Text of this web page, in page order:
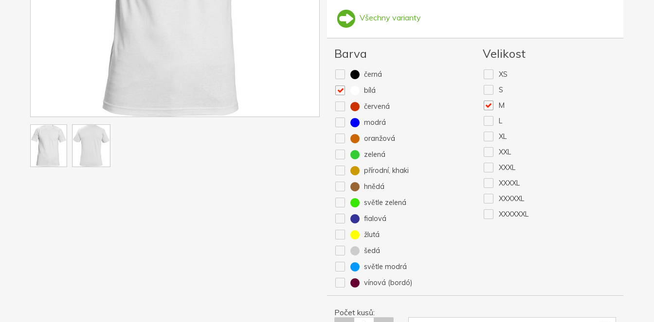
Všechny varianty
Barva
černá
bílá
červená
modrá
oranžová
zelená
přírodní, khaki
hnědá
světle zelená
fialová
žlutá
šedá
světle modrá
vínová (bordó)
Velikost
XS
S
M
L
XL
XXL
XXXL
XXXXL
XXXXXL
XXXXXXL
Počet kusů: